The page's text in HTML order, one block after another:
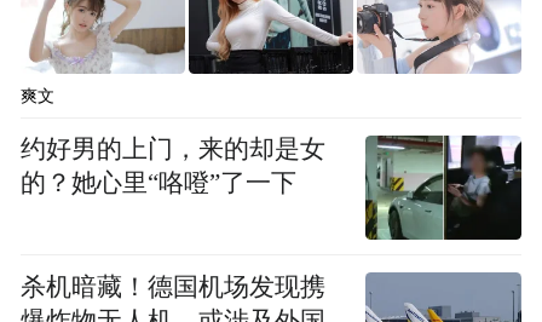
燃料导弹。当然，除非美国直接干预。
一位听取了美国和以色列情报评估简报的人
士说，在没有美国的补给或美军更多参与的
情况下，一些评估预计，如果伊朗保持稳定
的攻击节奏，以色列的导弹防御系统可以再
时候，以色列的系统可能只能拦截一小部分
爽文
约好男的上门，来的却是女
的？她心里“咯噔”了一下
杀机暗藏！德国机场发现携